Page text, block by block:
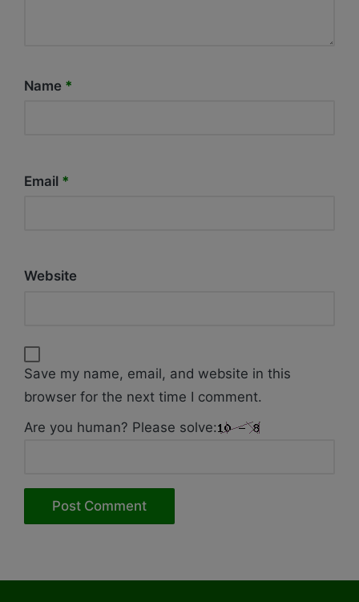
Name *
Email *
Website
Save my name, email, and website in this
browser for the next time I comment.
Are you human? Please solve: